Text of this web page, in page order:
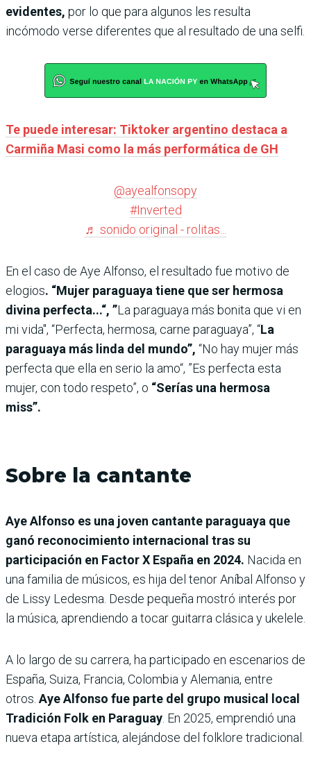
evidentes, por lo que para algunos les resulta
incómodo verse diferentes que al resultado de una selfi.
Te puede interesar: Tiktoker argentino destaca a
Carmiña Masi como la más performática de GH
@ayealfonsopy
#Inverted
♬ sonido original - rolitas...
En el caso de Aye Alfonso, el resultado fue motivo de
elogios. “Mujer paraguaya tiene que ser hermosa
divina perfecta...“, ”La paraguaya más bonita que vi en
mi vida", “Perfecta, hermosa, carne paraguaya”, “La
paraguaya más linda del mundo”, “No hay mujer más
perfecta que ella en serio la amo“, ”Es perfecta esta
mujer, con todo respeto”, o “Serías una hermosa
miss”.
Sobre la cantante
Aye Alfonso es una joven cantante paraguaya que
ganó reconocimiento internacional tras su
participación en Factor X España en 2024. Nacida en
una familia de músicos, es hija del tenor Aníbal Alfonso y
de Lissy Ledesma. Desde pequeña mostró interés por
la música, aprendiendo a tocar guitarra clásica y ukelele.
A lo largo de su carrera, ha participado en escenarios de
España, Suiza, Francia, Colombia y Alemania, entre
otros. Aye Alfonso fue parte del grupo musical local
Tradición Folk en Paraguay . En 2025, emprendió una
nueva etapa artística, alejándose del folklore tradicional.